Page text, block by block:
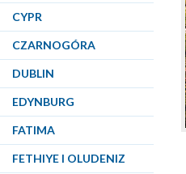
CYPR
CZARNOGÓRA
DUBLIN
EDYNBURG
FATIMA
FETHIYE I OLUDENIZ